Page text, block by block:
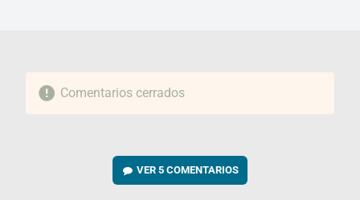
Comentarios cerrados
VER5 COMENTARIOS